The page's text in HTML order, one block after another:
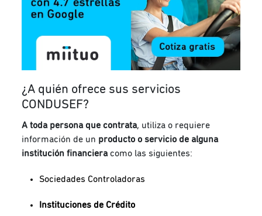
¿A quién ofrece sus servicios
CONDUSEF?
A toda persona que contrata, utiliza o requiere
información de un producto o servicio de alguna
institución financiera como las siguientes:
Sociedades Controladoras
Instituciones de Crédito